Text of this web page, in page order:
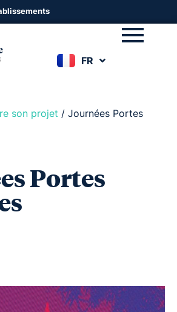
FR
EN
son projet / Journées Portes
Portes